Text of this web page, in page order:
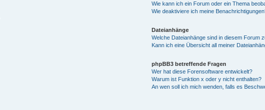
Wie kann ich ein Forum oder ein Thema
Wie deaktiviere ich meine
Dateianhänge
Welche Dateianhänge sind in diesem Forum
Kann ich eine Übersicht all meiner
phpBB3 betreffende Fragen
Wer hat diese Forensoftware entwickelt?
Warum ist Funktion x oder y nicht enthalten?
An wen soll ich mich wenden, falls es